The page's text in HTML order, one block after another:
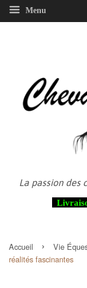
Menu
La passion des
Accueil › Vie
réalités fascinantes